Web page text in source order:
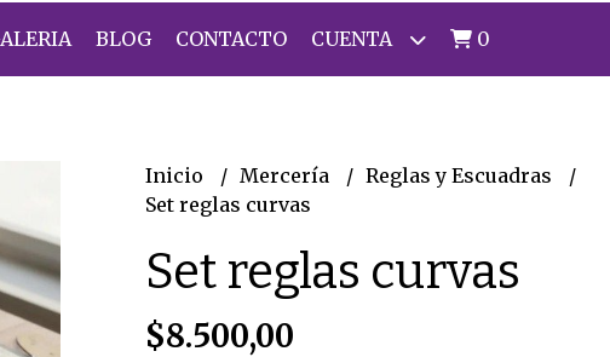
BLOG CONTACTO CUENTA 0
Inicio Mercería
Reglas y Escuadras
Set reglas curvas
Set reglas curvas
$8.500,00